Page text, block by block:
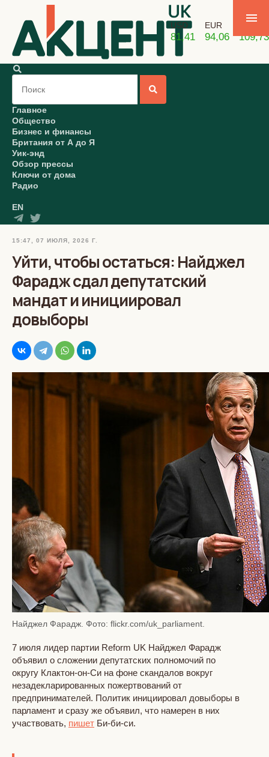
USD
81,41
EUR
94,06 109,73
Главное
Общество
Бизнес и финансы
Британия от А до Я
Уик-энд
Обзор прессы
Ключи от дома
Радио
EN
15:47, 07 ИЮЛЯ, 2026 Г.
Уйти, чтобы остаться: Найджел
Фарадж сдал депутатский
мандат и инициировал
довыборы
Найджел Фарадж. Фото: flickr.com/uk_parliament.
7 июля лидер партии Reform UK Найджел Фарадж
объявил о сложении депутатских полномочий по
округу Клактон-он-Си на фоне скандалов вокруг
незадекларированных пожертвований от
предпринимателей. Политик инициировал довыборы в
парламент и сразу же объявил, что намерен в них
участвовать, пишет Би-би-си.